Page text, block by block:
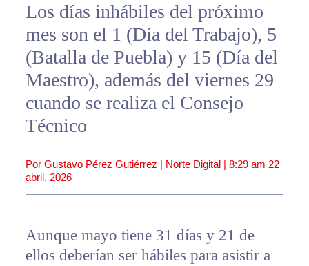
Los días inhábiles del próximo
mes son el 1 (Día del Trabajo), 5
(Batalla de Puebla) y 15 (Día del
Maestro), además del viernes 29
cuando se realiza el Consejo
Técnico
Por Gustavo Pérez Gutiérrez | Norte Digital | 8:29 am 22
abril, 2026
Aunque mayo tiene 31 días y 21 de
ellos deberían ser hábiles para asistir a